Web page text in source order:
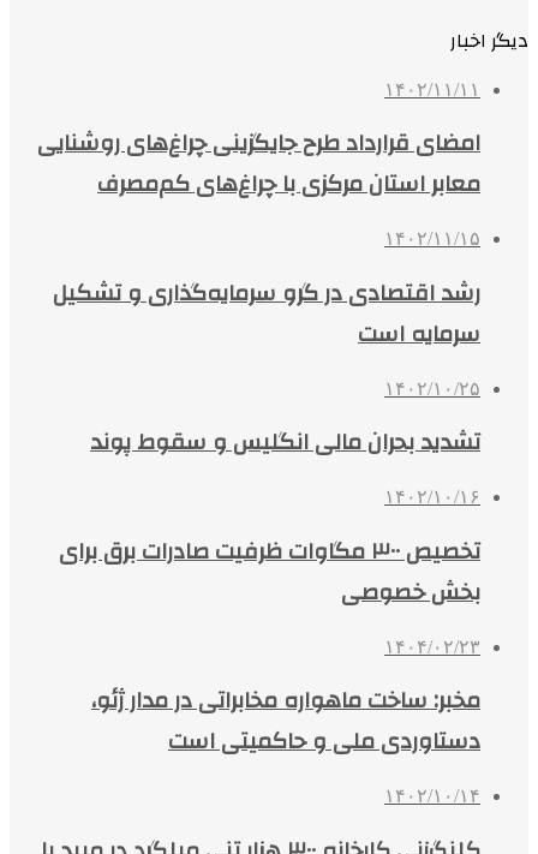
دیگر اخبار
۱۴۰۲/۱۱/۱۱
امضای قرارداد طرح جایگزینی چراغ‌های روشنایی
معابر استان مرکزی با چراغ‌های کم‌مصرف
۱۴۰۲/۱۱/۱۵
رشد اقتصادی در گرو سرمایه‌گذاری و تشکیل
سرمایه است
۱۴۰۲/۱۰/۲۵
تشدید بحران مالی انگلیس و سقوط پوند
۱۴۰۲/۱۰/۱۶
تخصیص ۳۰۰ مگاوات ظرفیت صادرات برق برای
بخش خصوصی
۱۴۰۴/۰۲/۲۳
مخبر: ساخت ماهواره مخابراتی در مدار ژئو،
دستاوردی ملی و حاکمیتی است
۱۴۰۲/۱۰/۱۴